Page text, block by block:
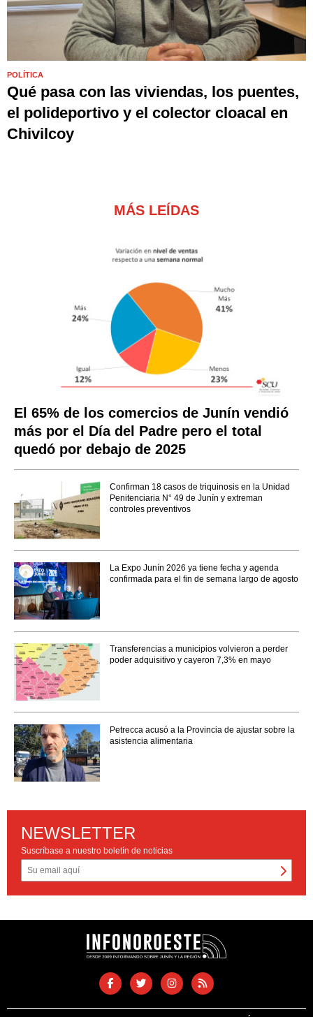
POLÍTICA
Qué pasa con las viviendas, los puentes,
el polideportivo y el colector cloacal en
Chivilcoy
MÁS LEÍDAS
El 65% de los comercios de Junín vendió
más por el Día del Padre pero el total
quedó por debajo de 2025
Confirman 18 casos de triquinosis en la Unidad
Penitenciaria N° 49 de Junín y extreman
controles preventivos
La Expo Junín 2026 ya tiene fecha y agenda
confirmada para el fin de semana largo de agosto
Transferencias a municipios volvieron a perder
poder adquisitivo y cayeron 7,3% en mayo
Petrecca acusó a la Provincia de ajustar sobre la
asistencia alimentaria
NEWSLETTER
Suscríbase a nuestro boletín de noticias